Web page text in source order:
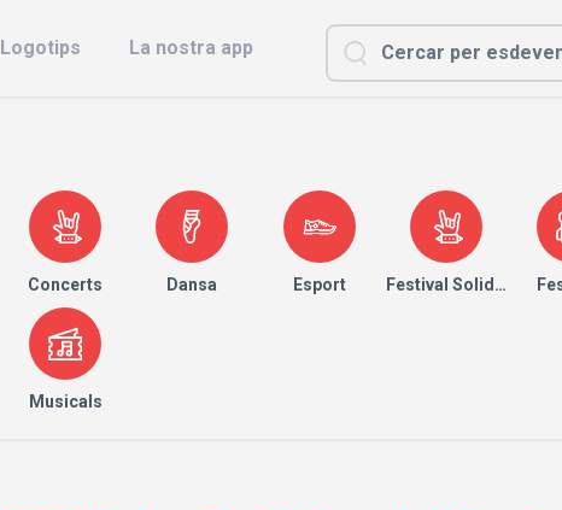
Logotips La nostra app
Concerts Dansa Esport Festival Solidari
Musicals